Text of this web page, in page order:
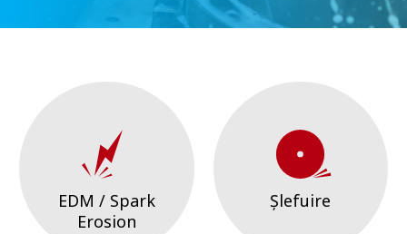
EDM / Spark
Erosion
Șlefuire